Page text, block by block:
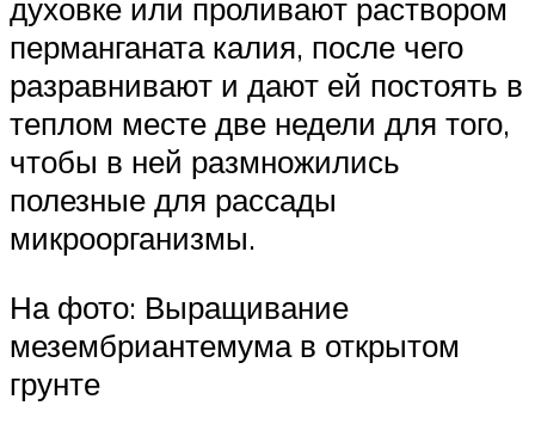
духовке или проливают раствором
перманганата калия, после чего
разравнивают и дают ей постоять в
теплом месте две недели для того,
чтобы в ней размножились
полезные для рассады
микроорганизмы.
На фото: Выращивание
мезембриантемума в открытом
грунте